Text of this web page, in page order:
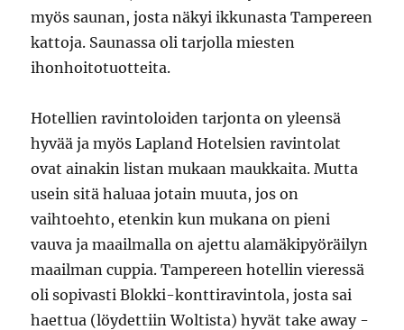
myös saunan, josta näkyi ikkunasta Tampereen
kattoja. Saunassa oli tarjolla miesten
ihonhoitotuotteita.
Hotellien ravintoloiden tarjonta on yleensä
hyvää ja myös Lapland Hotelsien ravintolat
ovat ainakin listan mukaan maukkaita. Mutta
usein sitä haluaa jotain muuta, jos on
vaihtoehto, etenkin kun mukana on pieni
vauva ja maailmalla on ajettu alamäkipyöräilyn
maailman cuppia. Tampereen hotellin vieressä
oli sopivasti Blokki-konttiravintola, josta sai
haettua (löydettiin Woltista) hyvät take away -